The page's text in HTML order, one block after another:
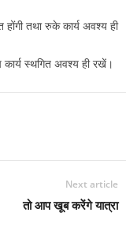
होंगी तथा रुके कार्य अवश्य ही
कार्य स्थगित अवश्य ही रखें।
Next article
तो आप खूब करेंगे यात्रा